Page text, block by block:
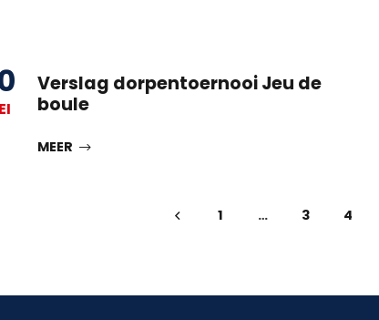
Verslag dorpentoernooi Jeu de
boule
MEER
1 … 3 4